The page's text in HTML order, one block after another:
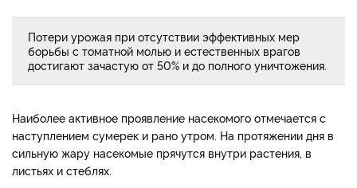
Потери урожая при отсутствии эффективных мер
борьбы с томатной молью и естественных врагов
достигают зачастую от 50% и до полного уничтожения.
Наиболее активное проявление насекомого отмечается с
наступлением сумерек и рано утром. На протяжении дня в
сильную жару насекомые прячутся внутри растения, в
листьях и стеблях.